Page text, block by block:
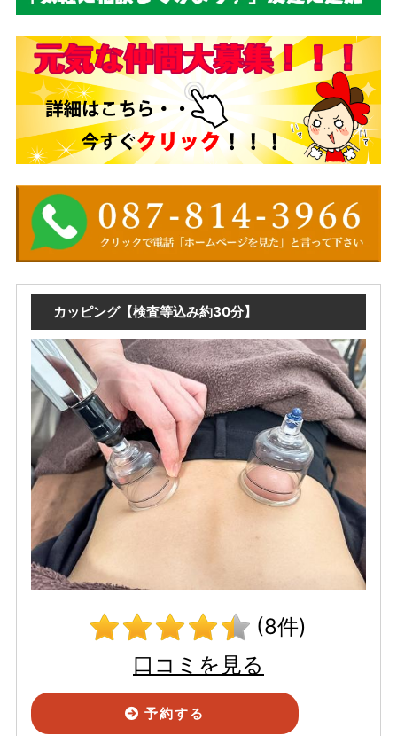
カッピング【検査等込み約30分】
(8件)
口コミを見る
予約する